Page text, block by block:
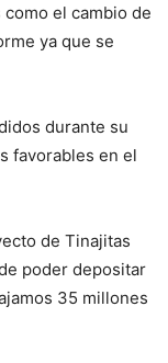
el cambio de
ya que se
durante su
favorables en el
de Tinajitas
poder depositar
35 millones